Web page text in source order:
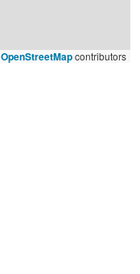
OpenStreetMapcontributors